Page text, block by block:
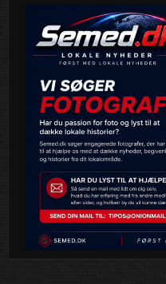
musik og glade
undtagelse.
“Vi er stolte af at kunne
festligheder i Sengeløse.
kolde drikkevarer og
byfestforeningens
desværre ikke tør
Frivillige søges
Arrangørerne opfordrer
melde sig som frivillige til
der gør byfesten til noget
mulighed for at være en
måske lære naboen lidt